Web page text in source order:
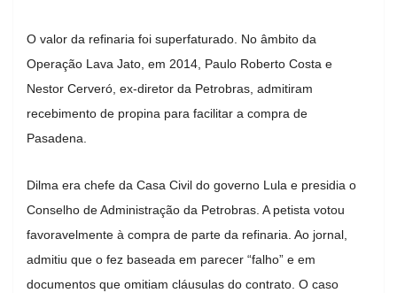
O valor da refinaria foi superfaturado. No âmbito da
Operação Lava Jato, em 2014, Paulo Roberto Costa e
Nestor Cerveró, ex-diretor da Petrobras, admitiram
recebimento de propina para facilitar a compra de
Pasadena.
Dilma era chefe da Casa Civil do governo Lula e presidia o
Conselho de Administração da Petrobras. A petista votou
favoravelmente à compra de parte da refinaria. Ao jornal,
admitiu que o fez baseada em parecer “falho” e em
documentos que omitiam cláusulas do contrato. O caso